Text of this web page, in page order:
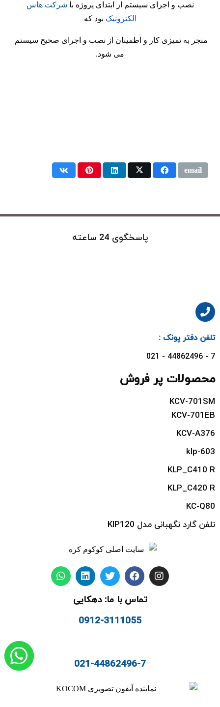
نصب و اجرای سیستم از ابتدای پروژه با شرکت هاس
الکترونیک بود که
منجر به تمیزی کار و اطمینان از نصب و اجرای صحیح سیستم
می شود.
پاسخگوی 24 ساعته
تلفن دفتر پونک :
7 - 44862496 - 021
محصولات پر فروش
KCV-701SM
KCV-701EB
KCV-A376
klp-603
KLP_C410 R
KLP_C420 R
KC-Q80
تلفن گارد نگهبانی مدل KIP120
تماس با ما: دهکایی
0912-3111055
021-44862496-7